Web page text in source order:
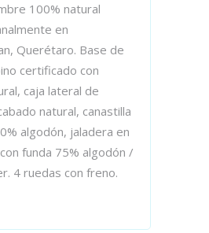
100% natural
en
Querétaro. Base de
certificado con
caja lateral de
natural, canastilla
algodón, jaladera en
funda 75% algodón /
4 ruedas con freno.